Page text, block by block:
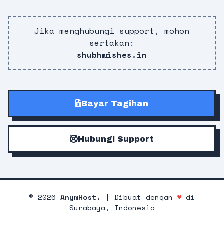
Jika menghubungi support, mohon
sertakan:
shubhwishes.in
Bayar Tagihan
Hubungi Support
© 2026 AnymHost. | Dibuat dengan ♥di
Surabaya, Indonesia